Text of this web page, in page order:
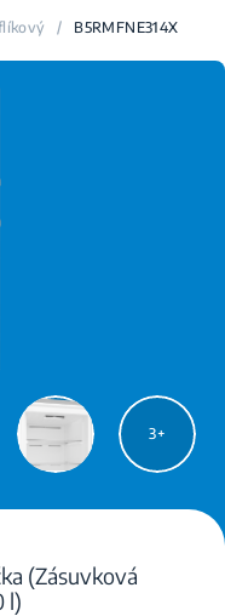
/ B5RMFNE314X
3
(Zásuvková
l)